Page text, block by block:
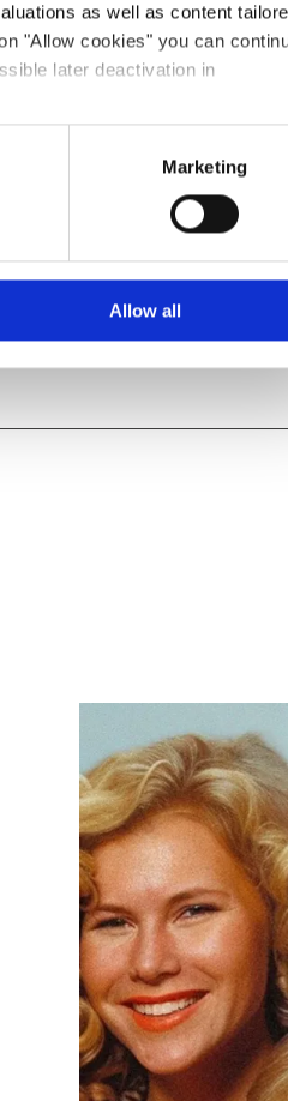
as well as content
"Allow cookies" you can
later deactivation in
Marketing
Allow all